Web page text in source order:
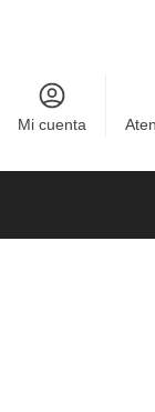
Mi cuenta